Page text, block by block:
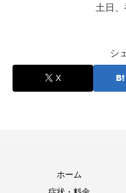
土日、
シ
X
ホーム